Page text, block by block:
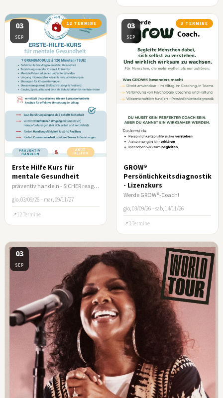
03
SEP
12 TERMINE
Erste Hilfe Kurs für
mentale Gesundheit
präventiv handeln - SICHER reagieren
gio, 03/09/26 – mar, 09/11/27
12 Termine
03
SEP
3 TERMINE
GROW®
Persönlichkeitsdiagnostik
- Lizenzkurs
Werde GROW®-Coach!
gio, 03/09/26 –sab, 14/11/26
3 Termine
03
SEP